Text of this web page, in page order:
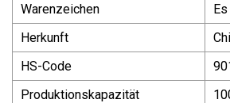
Warenzeichen
Herkunft
HS-Code
Produktionskapazität